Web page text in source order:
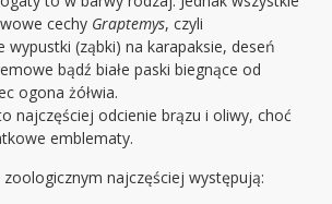
cechy Graptemys, czyli
wypustki (ząbki) na karapaksie, deseń
bądź białe paski biegnące od
ogona żółwia.
najczęściej odcienie brązu i oliwy, choć
emblematy.
najczęściej występują: